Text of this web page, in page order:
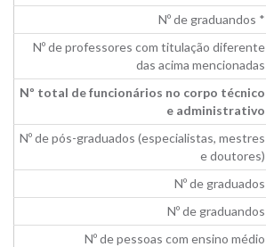
Nº de graduandos *
Nº de professores com titulação diferente
das acima mencionadas
Nº total de funcionários no corpo técnico
e administrativo
Nº de pós-graduados (especialistas, mestres
e doutores)
Nº de graduados
Nº de graduandos
Nº de pessoas com ensino médio